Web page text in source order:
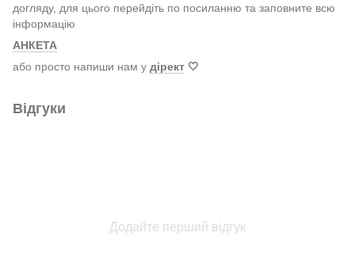
догляду, для цього перейдіть по посиланню та заповните всю
інформацію
АНКЕТА
або просто напиши нам у дірект 🤍
Відгуки
Додайте перший відгук